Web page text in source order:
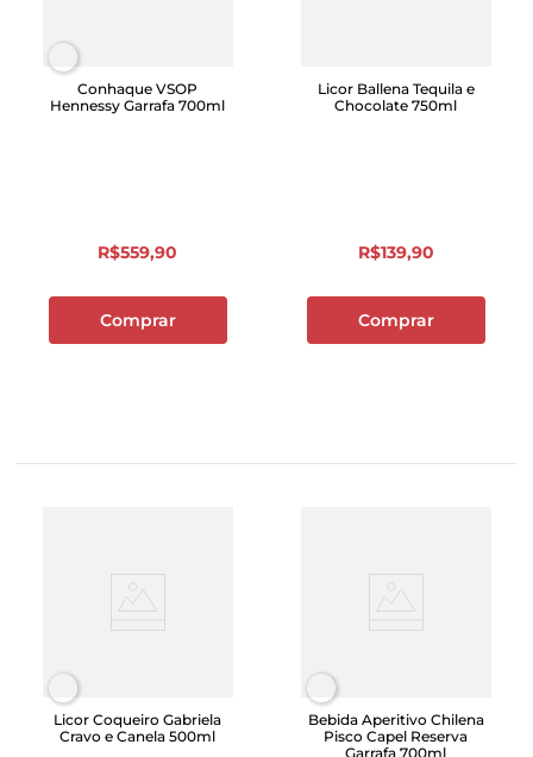
Conhaque VSOP
Hennessy Garrafa 700ml
R$559,90
Comprar
Licor Ballena Tequila e
Chocolate 750ml
R$139,90
Comprar
Licor Coqueiro Gabriela
Cravo e Canela 500ml
Bebida Aperitivo Chilena
Pisco Capel Reserva
Garrafa 700ml